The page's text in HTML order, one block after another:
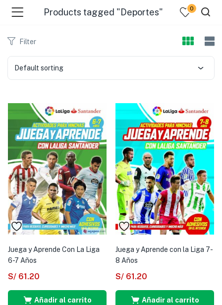
Products tagged "Deportes" 0
Filter
Default sorting
Juega y Aprende Con La Liga
6-7 Años
S/ 61.20
Añadir al carrito
Juega y Aprende con la Liga 7-
8 Años
S/ 61.20
Añadir al carrito